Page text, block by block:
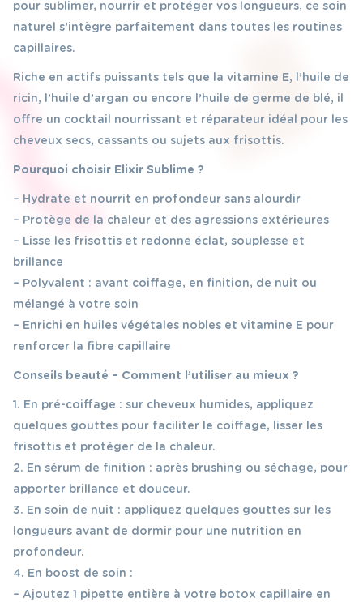
pour sublimer, nourrir et protéger vos longueurs, ce soin
naturel s’intègre parfaitement dans toutes les routines
capillaires.
Riche en actifs puissants tels que la vitamine E, l’huile de
ricin, l’huile d’argan ou encore l’huile de germe de blé, il
offre un cocktail nourrissant et réparateur idéal pour les
cheveux secs, cassants ou sujets aux frisottis.
Pourquoi choisir Elixir Sublime ?
– Hydrate et nourrit en profondeur sans alourdir
– Protège de la chaleur et des agressions extérieures
– Lisse les frisottis et redonne éclat, souplesse et
brillance
– Polyvalent : avant coiffage, en finition, de nuit ou
mélangé à votre soin
– Enrichi en huiles végétales nobles et vitamine E pour
renforcer la fibre capillaire
Conseils beauté – Comment l’utiliser au mieux ?
1. En pré-coiffage : sur cheveux humides, appliquez
quelques gouttes pour faciliter le coiffage, lisser les
frisottis et protéger de la chaleur.
2. En sérum de finition : après brushing ou séchage, pour
apporter brillance et douceur.
3. En soin de nuit : appliquez quelques gouttes sur les
longueurs avant de dormir pour une nutrition en
profondeur.
4. En boost de soin :
– Ajoutez 1 pipette entière à votre botox capillaire en